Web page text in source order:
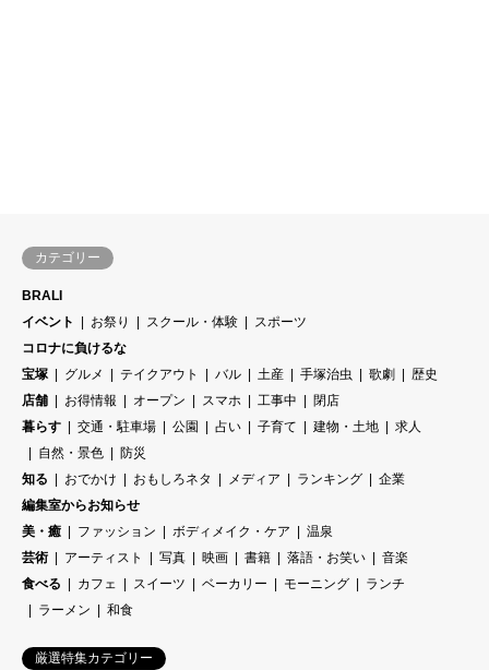
カテゴリー
BRALI
イベント
お祭り スクール・体験
スポーツ
コロナに負けるな
宝塚
グルメ テイクアウト バル 土産 手塚治虫 歌劇
歴史
店舗
お得情報 オープン スマホ 工事中
閉店
暮らす
交通・駐車場 公園 占い 子育て 建物・土地
求人
自然・景色
防災
知る
おでかけ おもしろネタ メディア ランキング
企業
編集室からお知らせ
美・癒
ファッション ボディメイク・ケア
温泉
芸術
アーティスト 写真 映画 書籍 落語・お笑い
音楽
食べる
カフェ スイーツ ベーカリー モーニング
ランチ
ラーメン
和食
厳選特集カテゴリー